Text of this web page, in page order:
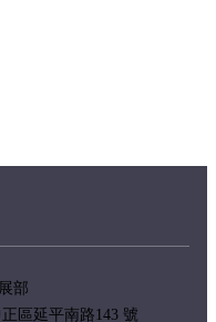
部
區延平南路143 號